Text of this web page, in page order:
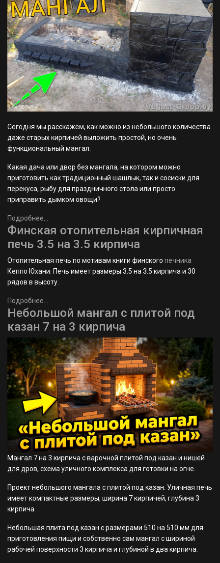
Сегодня мы расскажем, как можно из небольшого количества
даже старых кирпичей выложить простой, но очень
функциональный мангал.
Какая дача или двор без мангала, на котором можно
приготовить как традиционный шашлык, так и сосиски для
перекуса, рыбу для праздничного стола или просто
приправить дымком овощи?
Подробнее...
Финская отопительная кирпичная
печь 3.5 на 3.5 кирпича
Отопительная печь по мотивам книги финского печника
Кеппо Юхани. Печь имеет размеры 3.5 на 3.5 кирпича и 30
рядов в высоту.
Подробнее...
Небольшой мангал с плитой под
казан 7 на 3 кирпича
Мангал 7 на 3 кирпича с варочной плитой под казан и нишей
для дров, схема уличного комплекса для готовки на огне.
Проект небольшого мангала с плитой под казан. Уличная печь
имеет компактные размеры, ширина 7 кирпичей, глубина 3
кирпича.
Небольшая плита под казан с размерами 510 на 510 мм для
приготовления пищи и собственно сам мангал с шириной
рабочей поверхности 3 кирпича и глубиной в два кирпича.